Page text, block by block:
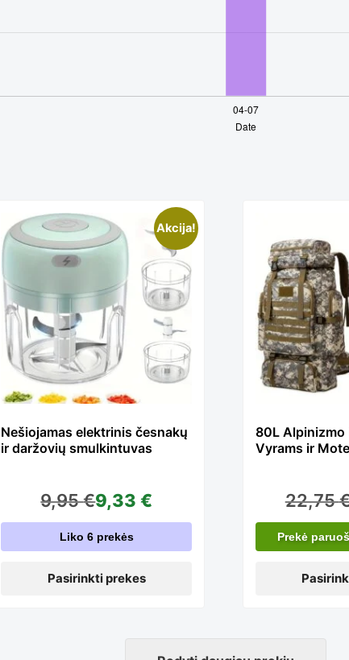
Akcija!
Nešiojamas elektrinis česnakų
ir daržovių smulkintuvas
9,95€9,33€
Liko 6 prekės
Pasirinkti prekes
This
product
has
multiple
variants.
The
options
80L Alpinizmo
Vyrams ir
22,75
Prekė
This
has
The
may